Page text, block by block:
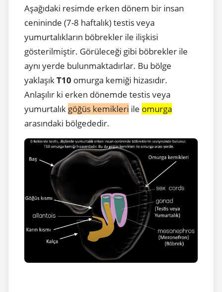
Aşağıdaki resimde erken dönem bir insan
cenininde (7-8 haftalık) testis veya
yumurtalıkların böbrekler ile ilişkisi
gösterilmiştir. Görüleceği gibi böbrekler ile
aynı yerde bulunmaktadırlar. Bu bölge
yaklaşıkT10 omurga kemiği hizasıdır.
Anlaşılır ki erken dönemde testis veya
yumurtalık göğüs kemikleri ile omurga
arasındaki bölgededir.